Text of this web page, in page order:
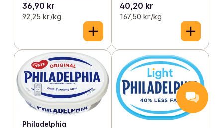
36,90 kr
92,25 kr /kg
40,20 kr
167,50 kr /kg
Philadelphia